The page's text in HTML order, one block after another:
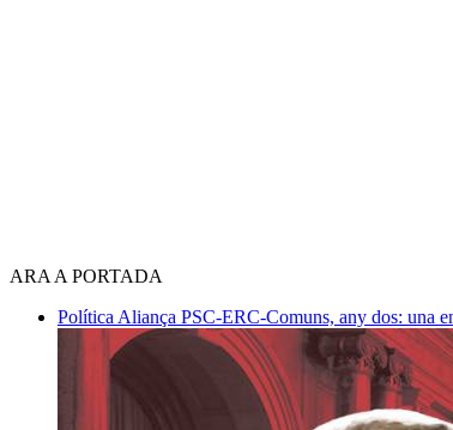
ARA A PORTADA
Política Aliança PSC-ERC-Comuns, any dos: una